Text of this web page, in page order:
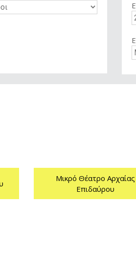
Μικρό Θέατρο Αρχαίας
Επιδαύρου